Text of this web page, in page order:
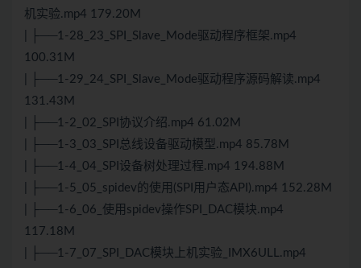
机实验.mp4 179.20M
| ├──1-28_23_SPI_Slave_Mode驱动程序框架.mp4
100.31M
| ├──1-29_24_SPI_Slave_Mode驱动程序源码解读.mp4
131.43M
| ├──1-2_02_SPI协议介绍.mp4 61.02M
| ├──1-3_03_SPI总线设备驱动模型.mp4 85.78M
| ├──1-4_04_SPI设备树处理过程.mp4 194.88M
| ├──1-5_05_spidev的使用(SPI用户态API).mp4 152.28M
| ├──1-6_06_使用spidev操作SPI_DAC模块.mp4
117.18M
| ├──1-7_07_SPI_DAC模块上机实验_IMX6ULL.mp4